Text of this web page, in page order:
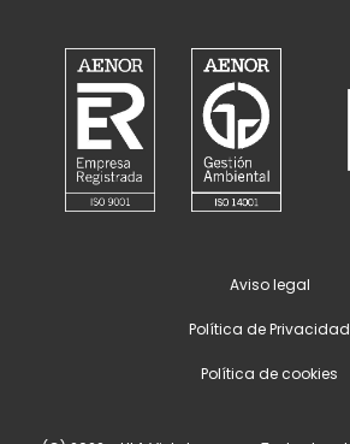
Aviso legal
Política de Privacidad
Política de cookies